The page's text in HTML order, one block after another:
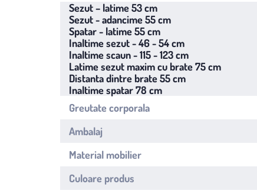
Sezut – latime 53 cm
Sezut - adancime 55 cm
Spatar - latime 55 cm
Inaltime sezut - 46 - 54 cm
Inaltime scaun - 115 - 123 cm
Latime sezut maxim cu brate 75 cm
Distanta dintre brate 55 cm
Inaltime spatar 78 cm
Greutate corporala
Ambalaj
Material mobilier
Culoare produs